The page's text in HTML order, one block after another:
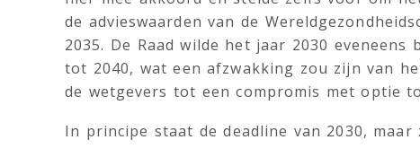
de advieswaarden van de
2035. De Raad wilde het jaar 2030
tot 2040, wat een afzwakking zou zijn van
de wetgevers tot een compromis met optie
In principe staat de deadline van 2030,